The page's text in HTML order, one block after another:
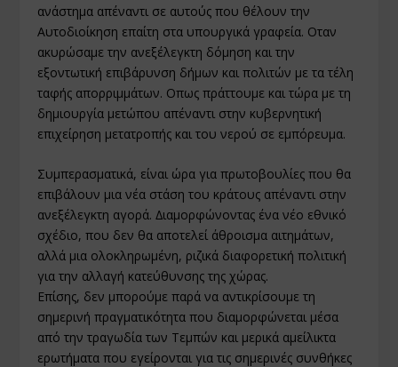
ανάστηµα απέναντι σε αυτούς που θέλουν την
Αυτοδιοίκηση επαίτη στα υπουργικά γραφεία. Οταν
ακυρώσαµε την ανεξέλεγκτη δόµηση και την
εξοντωτική επιβάρυνση δήµων και πολιτών µε τα τέλη
ταφής απορριµµάτων. Οπως πράττουµε και τώρα µε τη
δηµιουργία µετώπου απέναντι στην κυβερνητική
επιχείρηση µετατροπής και του νερού σε εµπόρευµα.
Συµπερασµατικά, είναι ώρα για πρωτοβουλίες που θα
επιβάλουν µια νέα στάση του κράτους απέναντι στην
ανεξέλεγκτη αγορά. ∆ιαµορφώνοντας ένα νέο εθνικό
σχέδιο, που δεν θα αποτελεί άθροισµα αιτηµάτων,
αλλά µια ολοκληρωµένη, ριζικά διαφορετική πολιτική
για την αλλαγή κατεύθυνσης της χώρας.
Επίσης, δεν µπορούµε παρά να αντικρίσουµε τη
σηµερινή πραγµατικότητα που διαµορφώνεται µέσα
από την τραγωδία των Τεµπών και µερικά αµείλικτα
ερωτήµατα που εγείρονται για τις σηµερινές συνθήκες